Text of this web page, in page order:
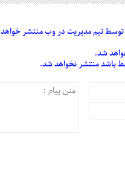
توسط تیم مدیریت در وب منتشر
شد.
باشد منتشر نخواهد شد.